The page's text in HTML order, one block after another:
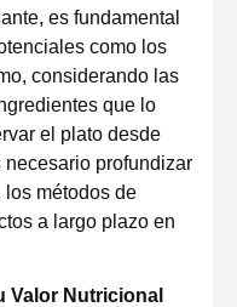
es fundamental
como los
considerando las
que lo
el plato desde
profundizar
métodos de
a largo plazo en
Valor Nutricional